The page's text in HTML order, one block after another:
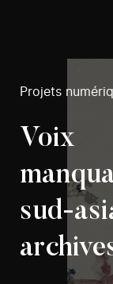
Projets
Voix
sud-